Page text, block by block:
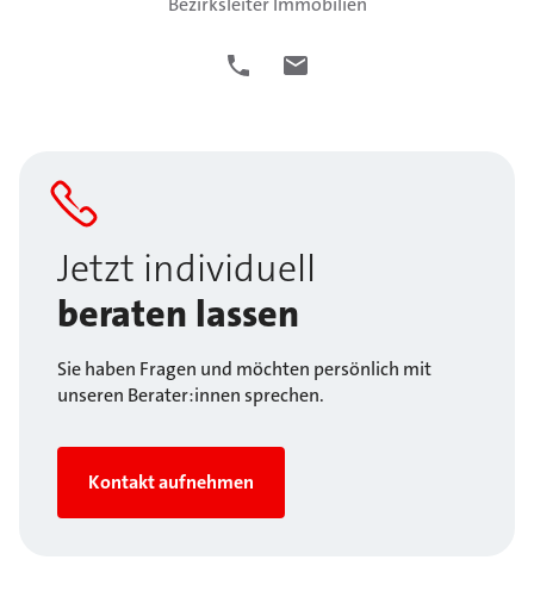
Jetzt individuell
beraten lassen
Sie haben Fragen und möchten persönlich mit
unseren Berater:innen sprechen.
Kontakt aufnehmen